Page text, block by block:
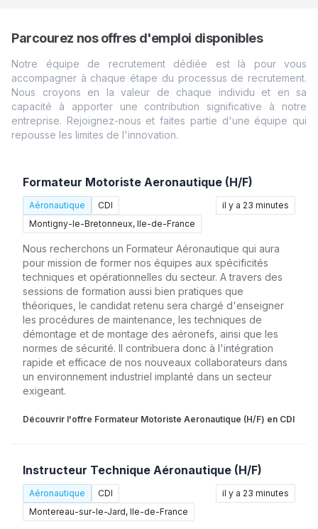
Parcourez nos offres d'emploi disponibles
Notre équipe de recrutement dédiée est là pour vous
accompagner à chaque étape du processus de recrutement.
Nous croyons en la valeur de chaque individu et en sa
capacité à apporter une contribution significative à notre
entreprise. Rejoignez-nous et faites partie d'une équipe qui
repousse les limites de l'innovation.
Formateur Motoriste Aeronautique (H/F)
Aéronautique
CDI
Montigny-le-Bretonneux, Ile-de-France
il y a 23 minutes
Nous recherchons un Formateur Aéronautique qui aura
pour mission de former nos équipes aux spécificités
techniques et opérationnelles du secteur. A travers des
sessions de formation aussi bien pratiques que
théoriques, le candidat retenu sera chargé d'enseigner
les procédures de maintenance, les techniques de
démontage et de montage des aéronefs, ainsi que les
normes de sécurité. Il contribuera donc à l'intégration
rapide et efficace de nos nouveaux collaborateurs dans
un environnement industriel implanté dans un secteur
exigeant.
Découvrir l'offre Formateur Motoriste Aeronautique (H/F) en CDI
Instructeur Technique Aéronautique (H/F)
Aéronautique
CDI
Montereau-sur-le-Jard, Ile-de-France
il y a 23 minutes